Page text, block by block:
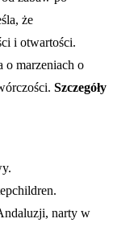
że
i otwartości.
o marzeniach o
Szczegóły
narty w